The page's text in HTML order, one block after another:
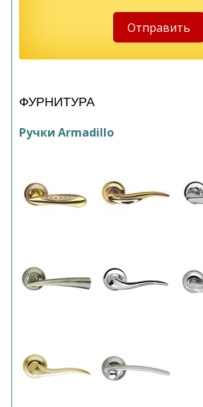
ФУРНИТУРА
Ручки Armadillo